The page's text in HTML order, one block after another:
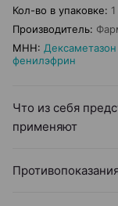
Кол-во в упаковке:
Производитель:
МНН:
фенилэфрин
Что из себя
применяют